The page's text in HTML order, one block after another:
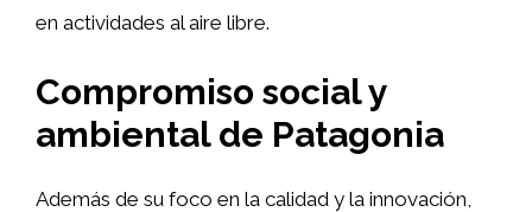
en actividades al aire libre.
Compromiso social y
ambiental de Patagonia
Además de su foco en la calidad y la innovación,